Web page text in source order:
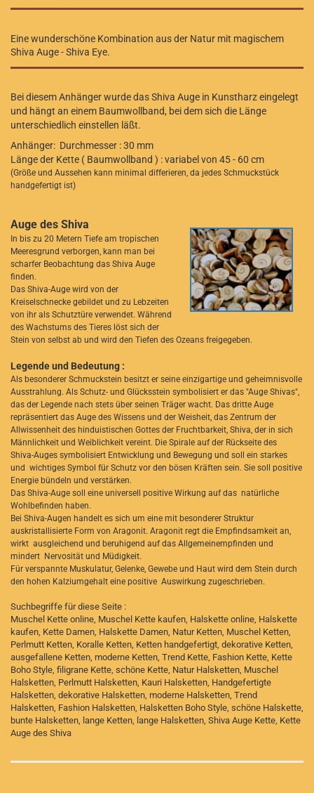
Eine wunderschöne Kombination aus der Natur mit magischem
Shiva Auge - Shiva Eye.
Bei diesem Anhänger wurde das Shiva Auge in Kunstharz eingelegt
und hängt an einem Baumwollband, bei dem sich die Länge
unterschiedlich einstellen läßt.
Anhänger: Durchmesser : 30 mm
Länge der Kette ( Baumwollband ) : variabel von 45 - 60 cm
(Größe und Aussehen kann minimal differieren, da jedes Schmuckstück
handgefertigt ist)
Auge des Shiva
In bis zu 20 Metern Tiefe am tropischen
Meeresgrund verborgen, kann man bei
scharfer Beobachtung das Shiva Auge
finden.
Das Shiva-Auge wird von der
Kreiselschnecke gebildet und zu Lebzeiten
von ihr als Schutztüre verwendet. Während
des Wachstums des Tieres löst sich der
Stein von selbst ab und wird den Tiefen des Ozeans freigegeben.
Legende und Bedeutung :
Als besonderer Schmuckstein besitzt er seine einzigartige und geheimnisvolle
Ausstrahlung. Als Schutz- und Glücksstein symbolisiert er das "Auge Shivas",
das der Legende nach stets über seinen Träger wacht. Das dritte Auge
repräsentiert das Auge des Wissens und der Weisheit, das Zentrum der
Allwissenheit des hinduistischen Gottes der Fruchtbarkeit, Shiva, der in sich
Männlichkeit und Weiblichkeit vereint. Die Spirale auf der Rückseite des
Shiva-Auges symbolisiert Entwicklung und Bewegung und soll ein starkes
und wichtiges Symbol für Schutz vor den bösen Kräften sein. Sie soll positive
Energie bündeln und verstärken.
Das Shiva-Auge soll eine universell positive Wirkung auf das natürliche
Wohlbefinden haben.
Bei Shiva-Augen handelt es sich um eine mit besonderer Struktur
auskristallisierte Form von Aragonit. Aragonit regt die Empfindsamkeit an,
wirkt ausgleichend und beruhigend auf das Allgemeinempfinden und
mindert Nervosität und Müdigkeit.
Für verspannte Muskulatur, Gelenke, Gewebe und Haut wird dem Stein durch
den hohen Kalziumgehalt eine positive Auswirkung zugeschrieben.
Suchbegriffe für diese Seite :
Muschel Kette online, Muschel Kette kaufen, Halskette online, Halskette
kaufen, Kette Damen, Halskette Damen, Natur Ketten, Muschel Ketten,
Perlmutt Ketten, Koralle Ketten, Ketten handgefertigt, dekorative Ketten,
ausgefallene Ketten, moderne Ketten, Trend Kette, Fashion Kette, Kette
Boho Style, filigrane Kette, schöne Kette, Natur Halsketten, Muschel
Halsketten, Perlmutt Halsketten, Kauri Halsketten, Handgefertigte
Halsketten, dekorative Halsketten, moderne Halsketten, Trend
Halsketten, Fashion Halsketten, Halsketten Boho Style, schöne Halskette,
bunte Halsketten, lange Ketten, lange Halsketten, Shiva Auge Kette, Kette
Auge des Shiva